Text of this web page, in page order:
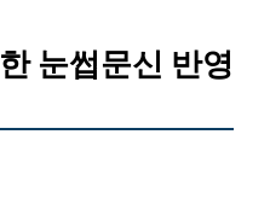
눈썹문신 반영